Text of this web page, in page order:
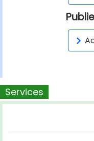
Services